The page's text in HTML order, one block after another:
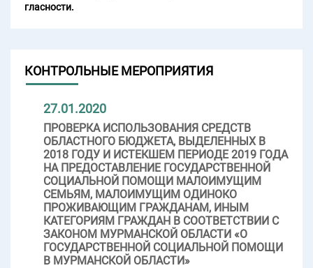
гласности.
КОНТРОЛЬНЫЕ МЕРОПРИЯТИЯ
27.01.2020
ПРОВЕРКА ИСПОЛЬЗОВАНИЯ СРЕДСТВ
ОБЛАСТНОГО БЮДЖЕТА, ВЫДЕЛЕННЫХ В
2018 ГОДУ И ИСТЕКШЕМ ПЕРИОДЕ 2019 ГОДА
НА ПРЕДОСТАВЛЕНИЕ ГОСУДАРСТВЕННОЙ
СОЦИАЛЬНОЙ ПОМОЩИ МАЛОИМУЩИМ
СЕМЬЯМ, МАЛОИМУЩИМ ОДИНОКО
ПРОЖИВАЮЩИМ ГРАЖДАНАМ, ИНЫМ
КАТЕГОРИЯМ ГРАЖДАН В СООТВЕТСТВИИ С
ЗАКОНОМ МУРМАНСКОЙ ОБЛАСТИ «О
ГОСУДАРСТВЕННОЙ СОЦИАЛЬНОЙ ПОМОЩИ
В МУРМАНСКОЙ ОБЛАСТИ»